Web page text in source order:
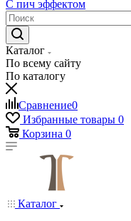
С пич эффектом
Каталог
По всему сайту
По каталогу
Сравнение0
Избранные товары 0
Корзина 0
Каталог